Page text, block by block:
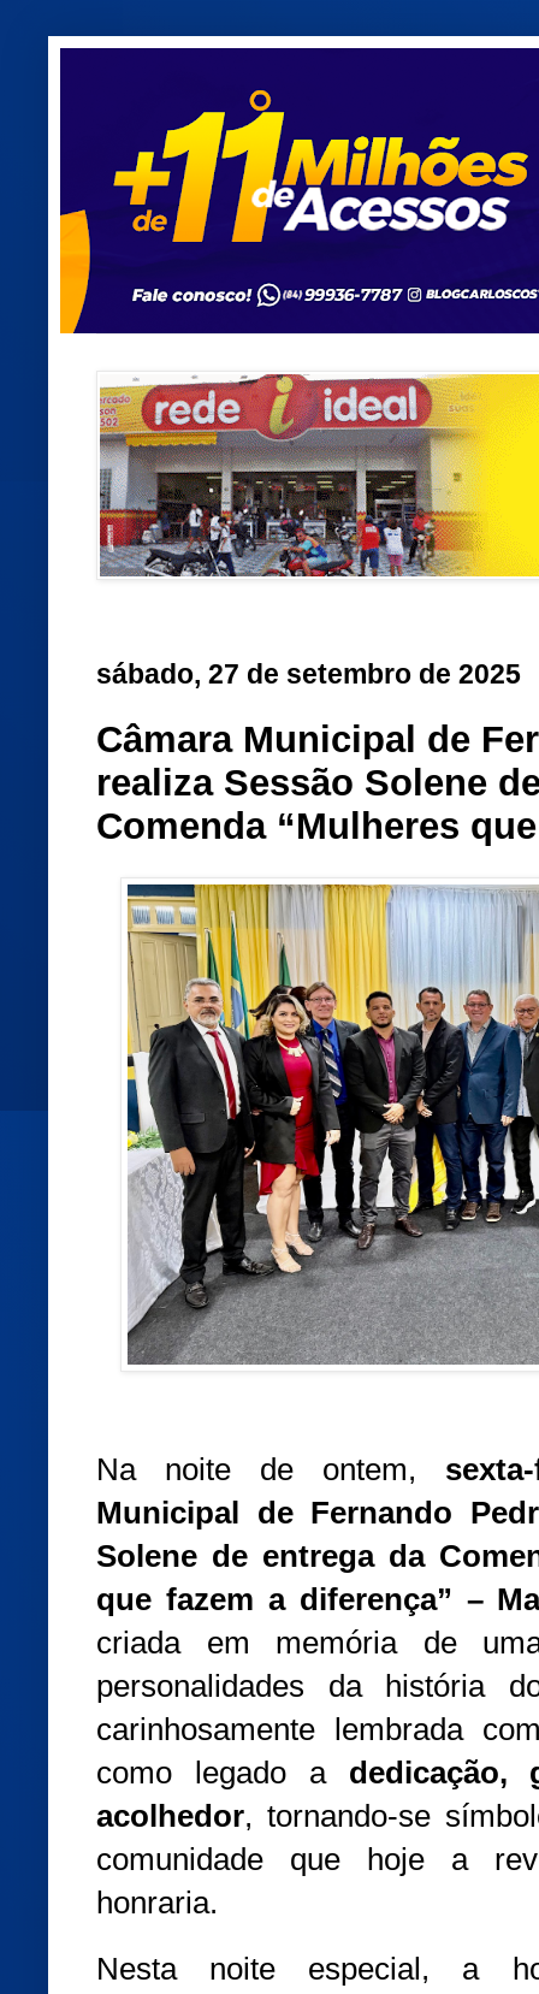
sábado, 27 de setembro de 2025
Câmara Municipal de
realiza Sessão Solene
Comenda “Mulheres
Na noite de ontem,
Municipal de Fernando
Solene de entrega da
que fazem a diferença” –
criada em memória de
personalidades da história
carinhosamente lembrada
como legado a dedicação,
acolhedor, tornando-se
comunidade que hoje a
honraria.
Nesta noite especial, a